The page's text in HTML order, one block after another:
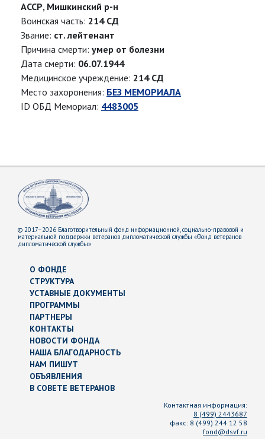
АССР, Мишкинский р-н
Воинская часть: 214 СД
Звание: ст. лейтенант
Причина смерти: умер от болезни
Дата смерти: 06.07.1944
Медицинское учреждение: 214 СД
Место захоронения: БЕЗ МЕМОРИАЛА
ID ОБД Мемориал: 4483005
© 2017–2026 Благотворительный фонд информационной, социально-правовой и
материальной поддержки ветеранов дипломатической службы «Фонд ветеранов
дипломатической службы»
О ФОНДЕ
СТРУКТУРА
УСТАВНЫЕ ДОКУМЕНТЫ
ПРОГРАММЫ
ПАРТНЕРЫ
КОНТАКТЫ
НОВОСТИ ФОНДА
НАША БЛАГОДАРНОСТЬ
НАМ ПИШУТ
ОБЪЯВЛЕНИЯ
В СОВЕТЕ ВЕТЕРАНОВ
Контактная информация:
8 (499) 2443687
факс: 8 (499) 244 12 58
fond@dsvf.ru